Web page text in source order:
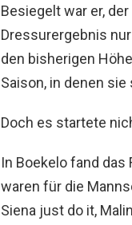
Besiegelt war er,
Dressurergebnis
den bisherigen
Saison, in denen
Doch es startete
In Boekelo fand
waren für die
Siena just do it,